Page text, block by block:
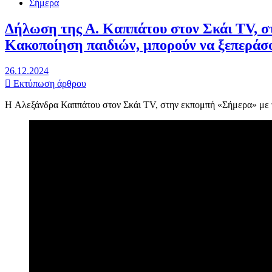
Σήμερα
Δήλωση της Α. Καππάτου στον Σκάι TV,
Κακοποίηση παιδιών, μπορούν να
26.12.2024
Εκτύπωση άρθρου
H Αλεξάνδρα Καππάτου στον Σκάι TV, στην εκπομπή «Σήμερα» με